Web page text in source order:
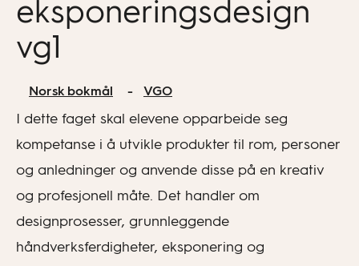
eksponeringsdesign
vg1
Norsk bokmål VGO
I dette faget skal elevene opparbeide seg
kompetanse i å utvikle produkter til rom, personer
og anledninger og anvende disse på en kreativ
og profesjonell måte. Det handler om
designprosesser, grunnleggende
håndverksferdigheter, eksponering og